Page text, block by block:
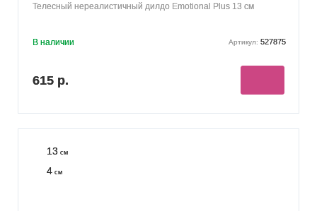
Телесный нереалистичный дилдо Emotional Plus 13 см
В наличии Артикул: 527875
615 р.
13 см
4 см